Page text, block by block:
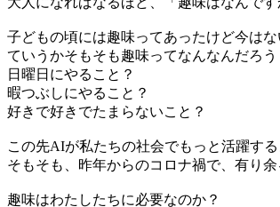
子どもの頃には趣味ってあったけど今は
ていうかそもそも趣味ってなんなんだろう
日曜日にやること？
暇つぶしにやること？
好きで好きでたまらないこと？
この先AIが私たちの社会でもっと活躍す
そもそも、昨年からのコロナ禍で、有り
趣味はわたしたちに必要なのか？